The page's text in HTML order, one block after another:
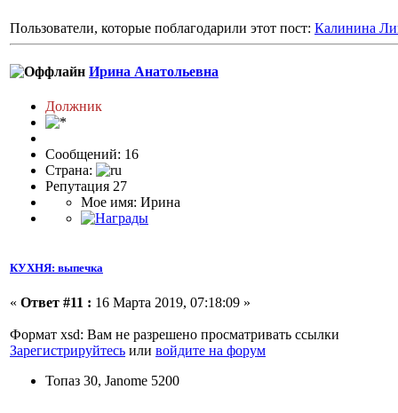
Пользователи, которые поблагодарили этот пост: Калинина
Ирина Анатольевна
Должник
Сообщений: 16
Страна:
Репутация 27
Мое имя: Ирина
КУХНЯ: выпечка
« Ответ #11 : 16 Марта 2019, 07:18:09 »
Формат xsd: Вам не разрешено просматривать ссылки
Зарегистрируйтесь или войдите на форум
Топаз 30, Janome 5200